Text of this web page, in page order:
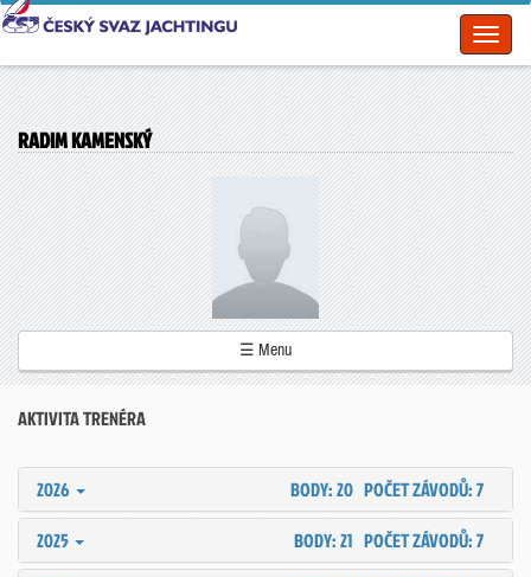
RADIM KAMENSKÝ
☰ Menu
AKTIVITA TRENÉRA
2026 POČET ZÁVODŮ: 7
BODY: 20
2025
POČET ZÁVODŮ: 7
BODY: 21